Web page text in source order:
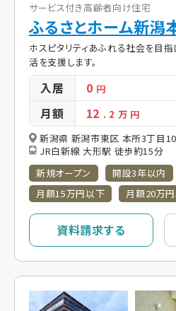
サービス付き高齢者向け住宅
ふるさとホーム新潟
ホスピタリティあふれる社会を目
活を支援します。
入居 0 円
月額 12 . 2 万 円
新潟県 新潟市東区 本所3丁目
JR白新線 大形駅 徒歩約15分
新規オープン
開設3年以内
月額15万円以下
月額20万
資料請求する